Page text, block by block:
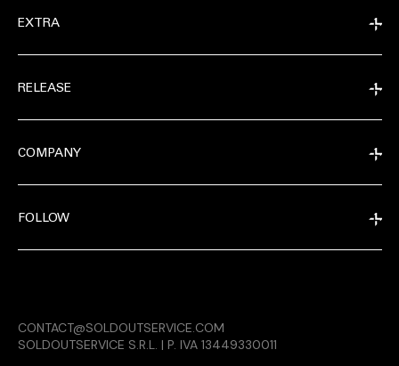
RELEASE
EXTRA
RELEASE
COMPANY
FOLLOW
CONTACT@SOLDOUTSERVICE.COM
SOLDOUTSERVICE S.R.L. | P. IVA 13449330011